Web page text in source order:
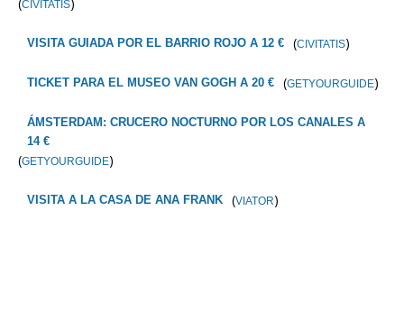
CIVITATIS
VISITA GUIADA POR EL BARRIO ROJO A 12 € (CIVITATIS)
TICKET PARA EL MUSEO VAN GOGH A 20 € (GETYOURGUIDE)
ÁMSTERDAM: CRUCERO NOCTURNO POR LOS CANALES A
14 €
(GETYOURGUIDE)
VISITA A LA CASA DE ANA FRANK (VIATOR)